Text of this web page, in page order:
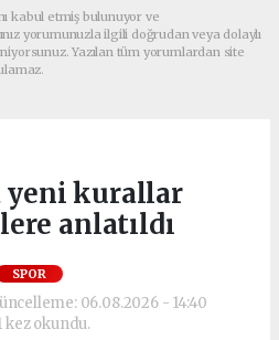
kabul etmiş bulunuyor ve
yorumunuzla ilgili doğrudan veya dolaylı
Yazılan tüm yorumlardan site
yeni kurallar
anlatıldı
SPOR
06.08.2026 - 14:40
kez okundu.